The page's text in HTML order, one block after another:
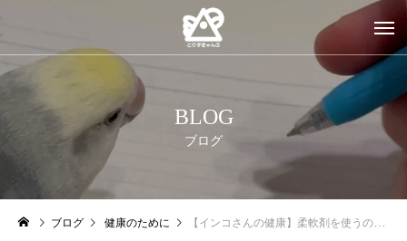
BLOG
ブログ
ブログ 健康のために 【インコさんの健康】柔軟剤を使うのをやめてみた